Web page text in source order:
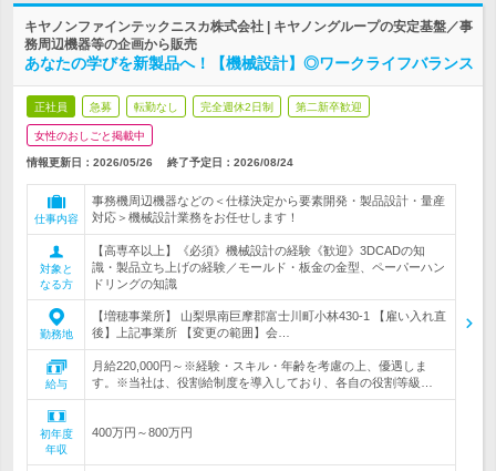
キヤノンファインテックニスカ株式会社 | キヤノングループの安定基盤／事
務周辺機器等の企画から販売
あなたの学びを新製品へ！【機械設計】◎ワークライフバランス
正社員 急募 転勤なし 完全週休2日制 第二新卒歓迎
女性のおしごと掲載中
情報更新日：2026/05/26 終了予定日： 2026/08/24
仕事内容
事務機周辺機器などの＜仕様決定から要素開発・製品設計・量産
対応＞機械設計業務をお任せします！
対象と
なる方
【高専卒以上】《必須》機械設計の経験《歓迎》3DCADの知
識・製品立ち上げの経験／モールド・板金の金型、ペーパーハン
ドリングの知識
勤務地
【増穂事業所】 山梨県南巨摩郡富士川町小林430-1 【雇い入れ直
後】上記事業所 【変更の範囲】会…
給与
月給220,000円～※経験・スキル・年齢を考慮の上、優遇しま
す。※当社は、役割給制度を導入しており、各自の役割等級…
初年度
年収
400万円～800万円